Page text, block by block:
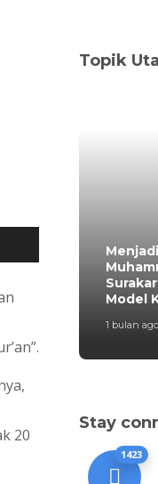
20
Topik
Model
1 bulan ago
Stay
1423